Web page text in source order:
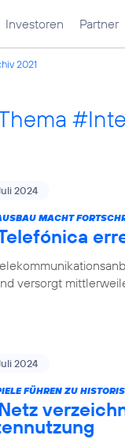
Investoren Partner
2021
2024
MACHT
versorgt
2024
FÜHREN ZU